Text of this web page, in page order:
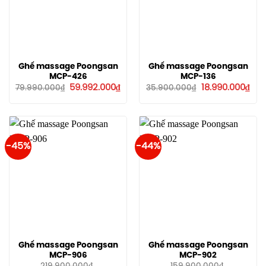
Ghế massage Poongsan
MCP-426
79.990.000₫
Giá
59.992.000₫Giá
59.992.000₫.
Ghế massage Poongsan
MCP-136
35.900.000₫
Giá
18.990.000₫Giá
-45%
Ghế massage Poongsan
MCP-906
-44%
Ghế massage Poongsan
MCP-902